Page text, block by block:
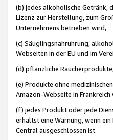
(b) jedes alkoholische Getränk,
Lizenz zur Herstellung, zum
Unternehmens betrieben wird,
(c) Säuglingsnahruhrung,
Webseiten in der EU und im
(d) pflanzliche
(e) Produkte ohne
Amazon-Webseite in Frankreich
(f) jedes Produkt oder jede
erhältst eine Warnung, wenn
Central ausgeschlossen ist.